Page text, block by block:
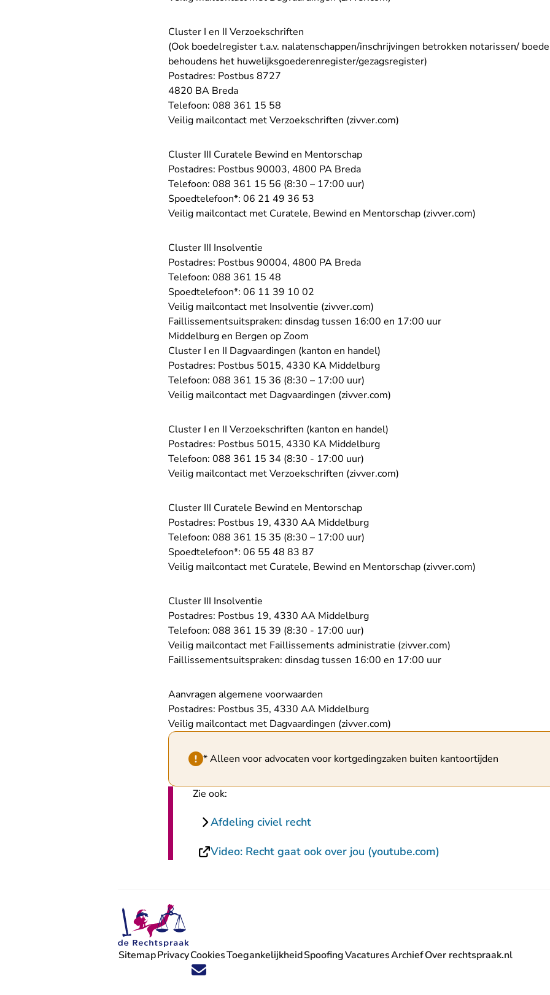
Cluster I en II Verzoekschriften
(Ook boedelregister t.a.v. nalatenschappen/inschrijvingen betrokken notarissen/
behoudens het huwelijksgoederenregister/gezagsregister)
Postadres: Postbus 8727
4820 BA Breda
Telefoon: 088 361 15 58
Veilig mailcontact met Verzoekschriften (zivver.com)
Cluster III Curatele Bewind en Mentorschap
Postadres: Postbus 90003, 4800 PA Breda
Telefoon: 088 361 15 56 - U verlaat Rechtspraak.nl
(8:30 – 17:00 uur)
Spoedtelefoon*: 06 21 49 36 53
Veilig mailcontact met Curatele, Bewind en Mentorschap (zivver.com)
Cluster III Insolventie
Postadres: Postbus 90004, 4800 PA Breda
Telefoon: 088 361 15 48
Spoedtelefoon*: 06 11 39 10 02
Veilig mailcontact met Insolventie (zivver.com)
Faillissementsuitspraken: dinsdag tussen 16:00 en 17:00 uur
Middelburg en Bergen op Zoom
Cluster I en II Dagvaardingen (kanton en handel)
Postadres: Postbus 5015, 4330 KA Middelburg
Telefoon: 088 361 15 36 - U verlaat Rechtspraak.nl
(8:30 – 17:00 uur)
Veilig mailcontact met Dagvaardingen (zivver.com)
Cluster I en II Verzoekschriften (kanton en handel)
Postadres: Postbus 5015, 4330 KA Middelburg
Telefoon: 088 361 15 34 - U verlaat Rechtspraak.nl
(8:30 - 17:00 uur)
Veilig mailcontact met Verzoekschriften (zivver.com)
Cluster III Curatele Bewind en Mentorschap
Postadres: Postbus 19, 4330 AA Middelburg
Telefoon: 088 361 15 35 - U verlaat Rechtspraak.nl
(8:30 – 17:00 uur)
Spoedtelefoon*: 06 55 48 83 87
Veilig mailcontact met Curatele, Bewind en Mentorschap (zivver.com)
Cluster III Insolventie
Postadres: Postbus 19, 4330 AA Middelburg
Telefoon: 088 361 15 39 - U verlaat Rechtspraak.nl
(8:30 - 17:00 uur)
Veilig mailcontact met Faillissements administratie (zivver.com)
Faillissementsuitspraken: dinsdag tussen 16:00 en 17:00 uur
Aanvragen algemene voorwaarden
Postadres: Postbus 35, 4330 AA Middelburg
Veilig mailcontact met Dagvaardingen (zivver.com)
Hint van type waarschuwing
* Alleen voor advocaten voor kortgedingzaken buiten kantoortijden
Zie ook:
Afdeling civiel recht
Video: Recht gaat ook over jou (youtube.com)
Volg ons op X (Twitter) - U verlaat Rechtspraak.nl
Volg ons op Facebook - U verlaat Rechtspraak.nl
Volg ons op Instagram - U verlaat Rechtspraak.nl
Volg ons op Youtube - U verlaat Rechtspraak.nl
Volg ons op LinkedIn - U verlaat Rechtspraak.nl
'Blijf op de hoogte' nieuwsbrief - U verlaat Rechtspraak.nl
SitemapPrivacyCookiesToegankelijkheidSpoofingVacatures
- U verlaat Rechtspraak.nl
ArchiefOver rechtspraak.nl